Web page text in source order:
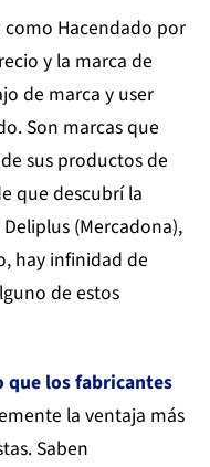
como Hacendado por
y la marca de
de marca y user
Son marcas que
sus productos de
que descubrí la
(Mercadona),
hay infinidad de
de estos
que los fabricantes
la ventaja más
Saben